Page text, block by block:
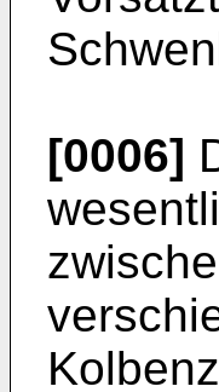
[0006]